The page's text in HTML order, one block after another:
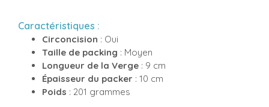
Caractéristiques :
Circoncision : Oui
Taille de packing : Moyen
Longueur de la Verge : 9 cm
Épaisseur du packer : 10 cm
Poids : 201 grammes